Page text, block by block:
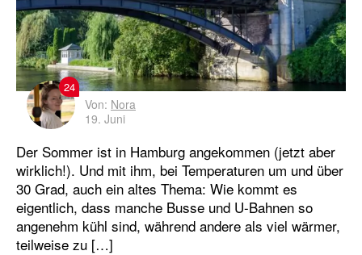
24
Von: Nora
19. Juni
Der Sommer ist in Hamburg angekommen (jetzt aber
wirklich!). Und mit ihm, bei Temperaturen um und über
30 Grad, auch ein altes Thema: Wie kommt es
eigentlich, dass manche Busse und U-Bahnen so
angenehm kühl sind, während andere als viel wärmer,
teilweise zu […]